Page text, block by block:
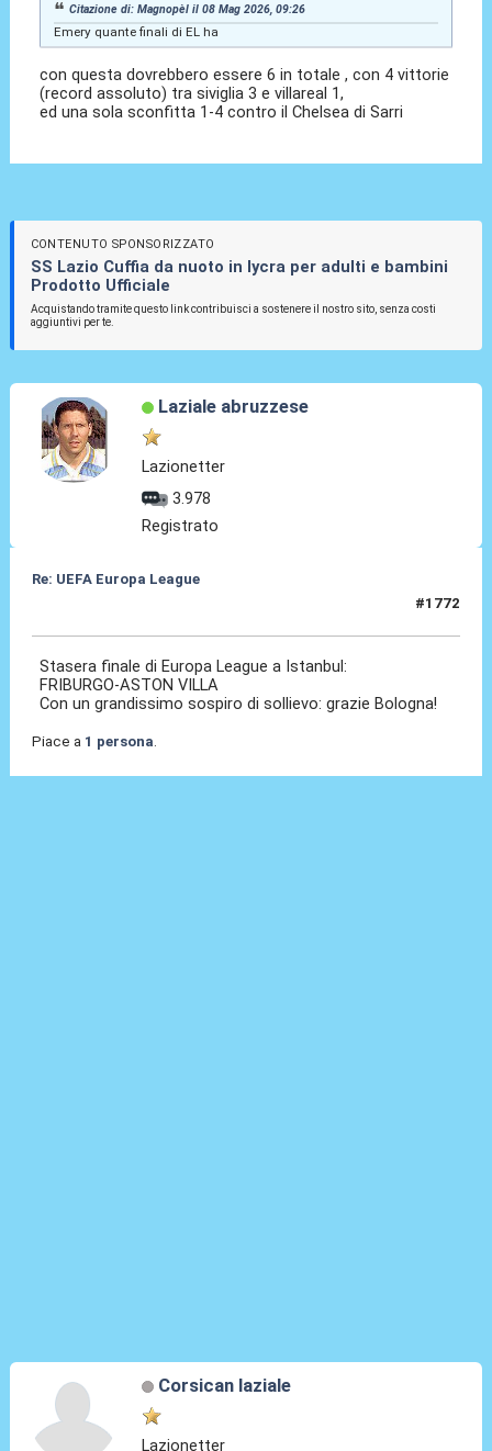
Citazione di: Magnopèl il 08 Mag 2026, 09:26
Emery quante finali di EL ha
con questa dovrebbero essere 6 in totale , con 4 vittorie
(record assoluto) tra siviglia 3 e villareal 1,
ed una sola sconfitta 1-4 contro il Chelsea di Sarri
CONTENUTO SPONSORIZZATO
SS Lazio Cuffia da nuoto in lycra per adulti e bambini
Prodotto Ufficiale
Acquistando tramite questo link contribuisci a sostenere il nostro sito, senza costi
aggiuntivi per te.
Laziale abruzzese
Lazionetter
3.978
Registrato
Re: UEFA Europa League
#1772
Stasera finale di Europa League a Istanbul:
FRIBURGO-ASTON VILLA
Con un grandissimo sospiro di sollievo: grazie Bologna!
Piace a 1 persona
Corsican laziale
Lazionetter